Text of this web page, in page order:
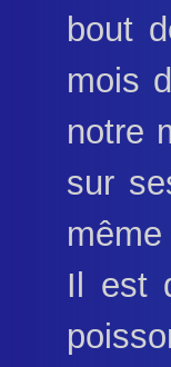
bout
mois
notre
sur
Il est